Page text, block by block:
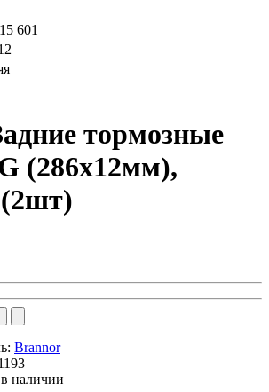
601
тормозные
(286x12мм),
(2шт)
Brannor
наличии